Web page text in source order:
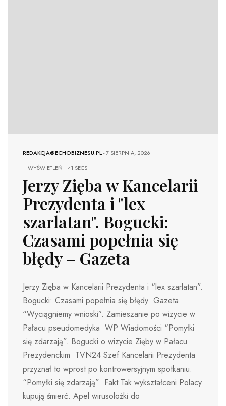
REDAKCJA@ECHOBIZNESU.PL-7 SIERPNIA, 2026
WYŚWIETLEŃ
41 SECS
Jerzy Zięba w Kancelarii
Prezydenta i "lex
szarlatan". Bogucki:
Czasami popełnia się
błędy – Gazeta
Jerzy Zięba w Kancelarii Prezydenta i “lex szarlatan”.
Bogucki: Czasami popełnia się błędy Gazeta
“Wyciągniemy wnioski”. Zamieszanie po wizycie w
Pałacu pseudomedyka WP Wiadomości “Pomyłki
się zdarzają”. Bogucki o wizycie Zięby w Pałacu
Prezydenckim TVN24 Szef Kancelarii Prezydenta
przyznał to wprost po kontrowersyjnym spotkaniu.
“Pomyłki się zdarzają” Fakt Tak wykształceni Polacy
kupują śmierć. Apel wirusolożki do